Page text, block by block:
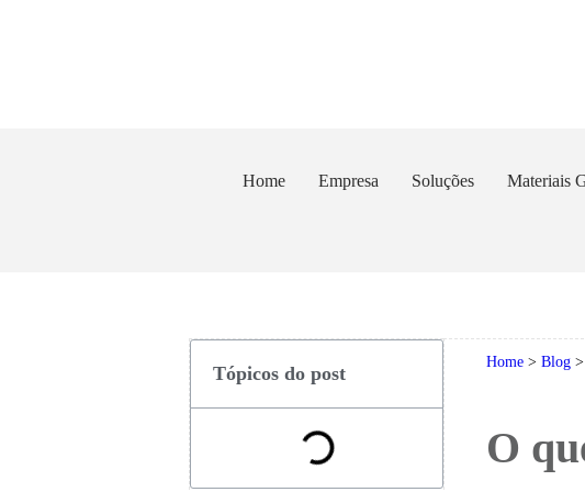
Home Empresa Soluções Materiais
Tópicos do post Home >Blog
O